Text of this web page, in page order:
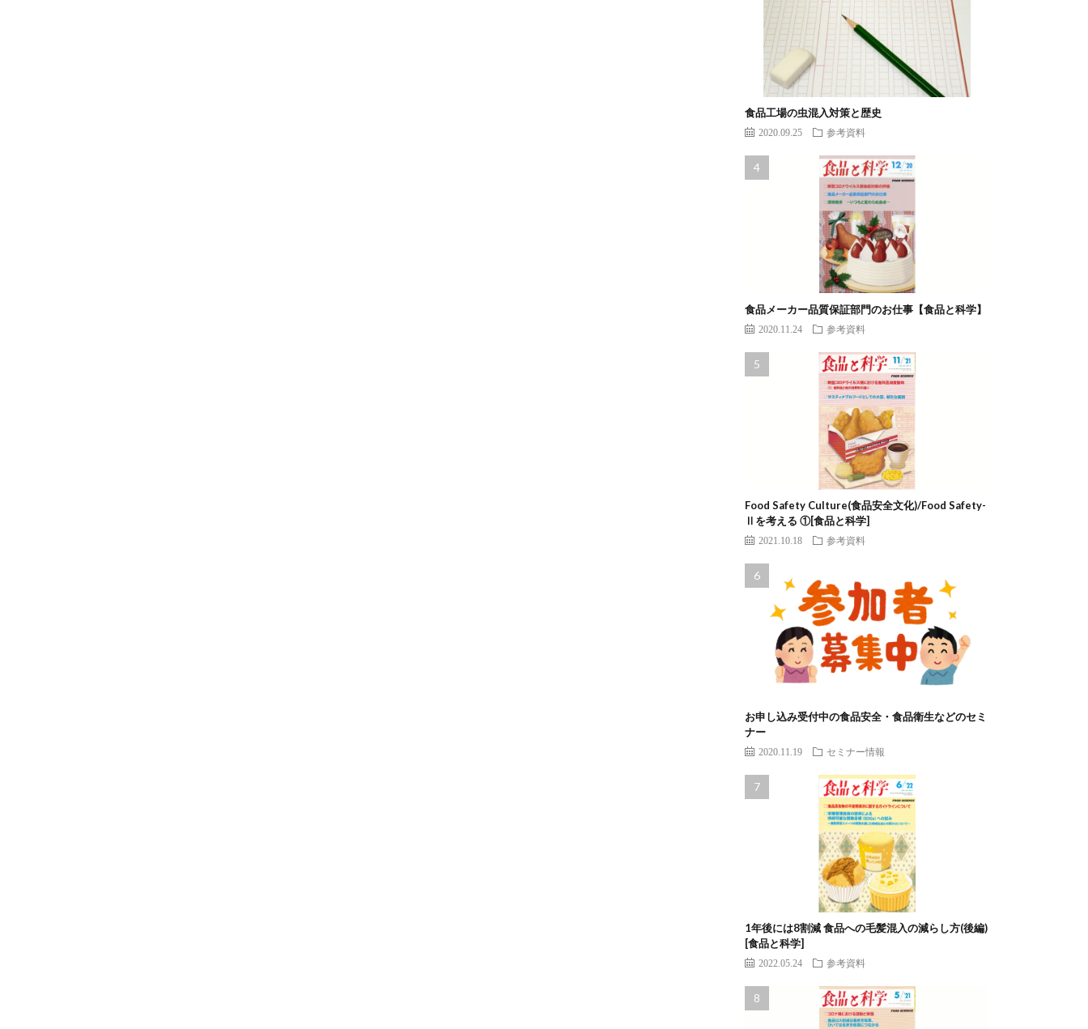
食品工場の虫混入対策と歴史
2020.09.25 参考資料
食品メーカー品質保証部門のお仕事【食品と科学】
2020.11.24 参考資料
Food Safety Culture(食品安全文化)/Food Safety-
Ⅱを考える ①[食品と科学]
2021.10.18 参考資料
お申し込み受付中の食品安全・食品衛生などのセミ
ナー
2020.11.19 セミナー情報
1年後には8割減 食品への毛髪混入の減らし方(後編)
[食品と科学]
2022.05.24 参考資料